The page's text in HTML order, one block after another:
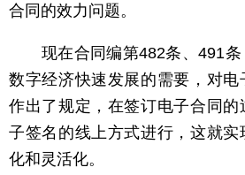
合同的效力问题。
现在合同编第482条、491条
数字经济快速发展的需要，对
作出了规定，在签订电子合同
子签名的线上方式进行，这就
化和灵活化。